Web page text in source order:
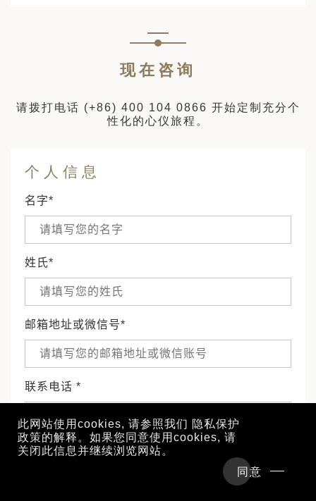
行程概览
现在咨询
现在咨询
请拨打电话 (+86) 400 104 0866 开始定制充分个
性化的心仪旅程。
个人信息
名字*
姓氏*
邮箱地址或微信号*
联系电话 *
此网站使用cookies, 请参照我们 隐私保护
政策的解释。如果您同意使用cookies, 请
关闭此信息并继续浏览网站。
同意